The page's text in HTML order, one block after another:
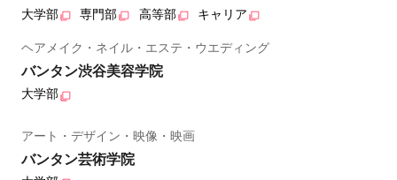
大学部 専門部 高等部 キャリア
ヘアメイク・ネイル・エステ・ウエディング
バンタン渋谷美容学院
大学部
アート・デザイン・映像・映画
バンタン芸術学院